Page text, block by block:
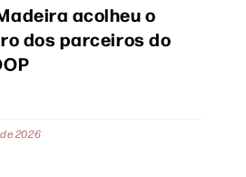
acolheu o
dos parceiros do
2026